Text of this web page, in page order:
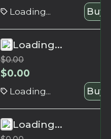
Loading... Buy
Loading...
$0.00
$0.00
Loading... Buy
Loading...